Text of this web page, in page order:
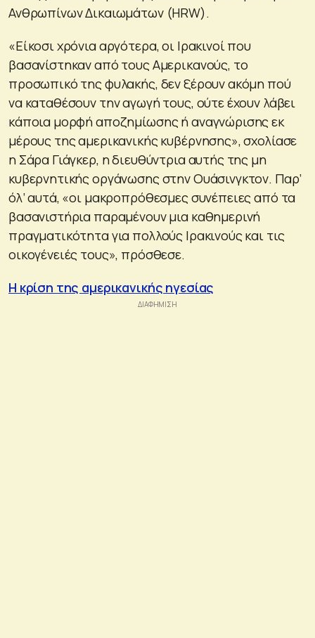
Ανθρωπίνων Δικαιωμάτων (HRW).
«Είκοσι χρόνια αργότερα, οι Ιρακινοί που
βασανίστηκαν από τους Αμερικανούς, το
προσωπικό της φυλακής, δεν ξέρουν ακόμη πού
να καταθέσουν την αγωγή τους, ούτε έχουν λάβει
κάποια μορφή αποζημίωσης ή αναγνώρισης εκ
μέρους της αμερικανικής κυβέρνησης», σχολίασε
η Σάρα Γιάγκερ, η διευθύντρια αυτής της μη
κυβερνητικής οργάνωσης στην Ουάσινγκτον. Παρ’
όλ’ αυτά, «οι μακροπρόθεσμες συνέπειες από τα
βασανιστήρια παραμένουν μια καθημερινή
πραγματικότητα για πολλούς Ιρακινούς και τις
οικογένειές τους», πρόσθεσε.
Η κρίση της αμερικανικής ηγεσίας